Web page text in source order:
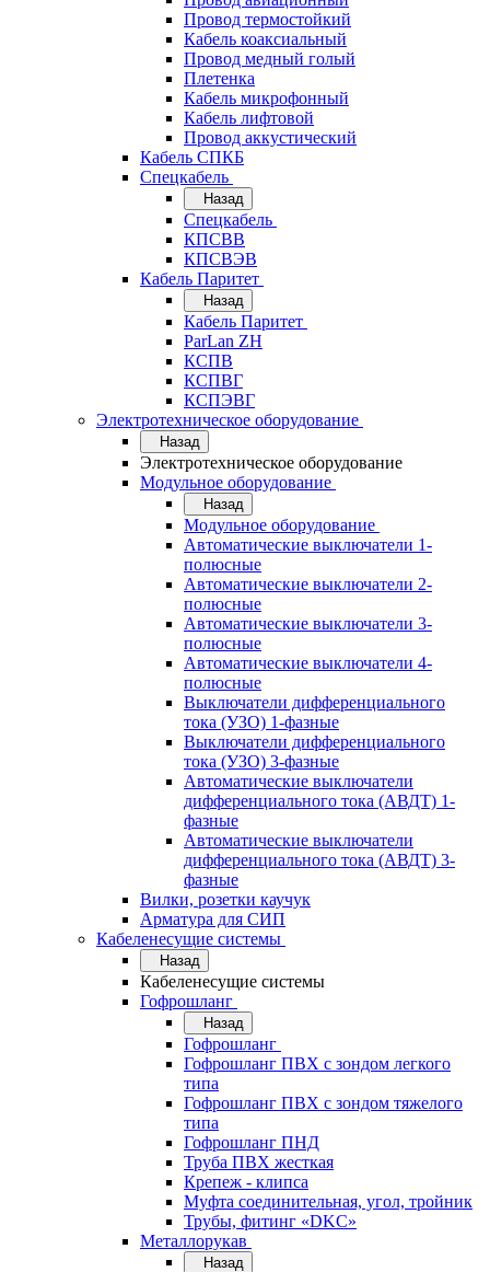
Провод термостойкий
Кабель коаксиальный
Провод медный голый
Плетенка
Кабель микрофонный
Кабель лифтовой
Провод аккустический
Кабель СПКБ
Спецкабель
Назад
Спецкабель
КПСВВ
КПСВЭВ
Кабель Паритет
Назад
Кабель Паритет
ParLan ZH
КСПВ
КСПВГ
КСПЭВГ
Электротехническое оборудование
Назад
Электротехническое оборудование
Модульное оборудование
Назад
Модульное оборудование
Автоматические выключатели 1-
полюсные
Автоматические выключатели 2-
полюсные
Автоматические выключатели 3-
полюсные
Автоматические выключатели 4-
полюсные
Выключатели дифференциального
тока (УЗО) 1-фазные
Выключатели дифференциального
тока (УЗО) 3-фазные
Автоматические выключатели
дифференциального тока (АВДТ) 1-
фазные
Автоматические выключатели
дифференциального тока (АВДТ) 3-
фазные
Вилки, розетки каучук
Арматура для СИП
Кабеленесущие системы
Назад
Кабеленесущие системы
Гофрошланг
Назад
Гофрошланг
Гофрошланг ПВХ с зондом легкого
типа
Гофрошланг ПВХ с зондом тяжелого
типа
Гофрошланг ПНД
Труба ПВХ жесткая
Крепеж - клипса
Муфта соединительная, угол, тройник
Трубы, фитинг «DKC»
Металлорукав
Назад